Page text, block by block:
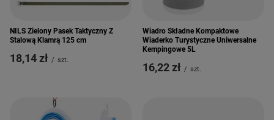
NILS Zielony Pasek Taktyczny Z
Stalową Klamrą 125 cm
18,14 zł / szt.
Wiadro Składne Kompaktowe
Wiaderko Turystyczne Uniwersalne
Kempingowe 5L
16,22 zł / szt.